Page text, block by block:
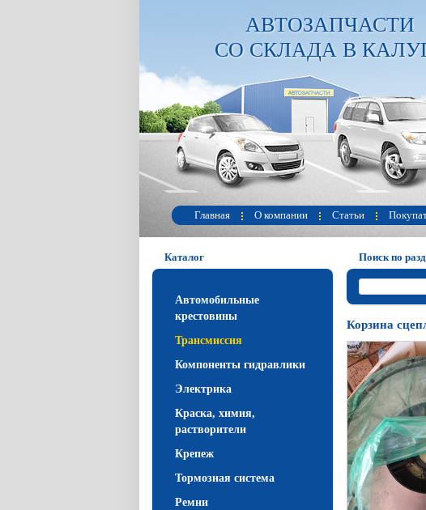
АВТОЗАПЧАСТИ
СО СКЛАДА В
Главная О компании Статьи
Поиск по
Корзина
Каталог
Автомобильные
крестовины
Трансмиссия
Компоненты гидравлики
Электрика
Краска, химия,
растворители
Крепеж
Тормозная система
Ремни